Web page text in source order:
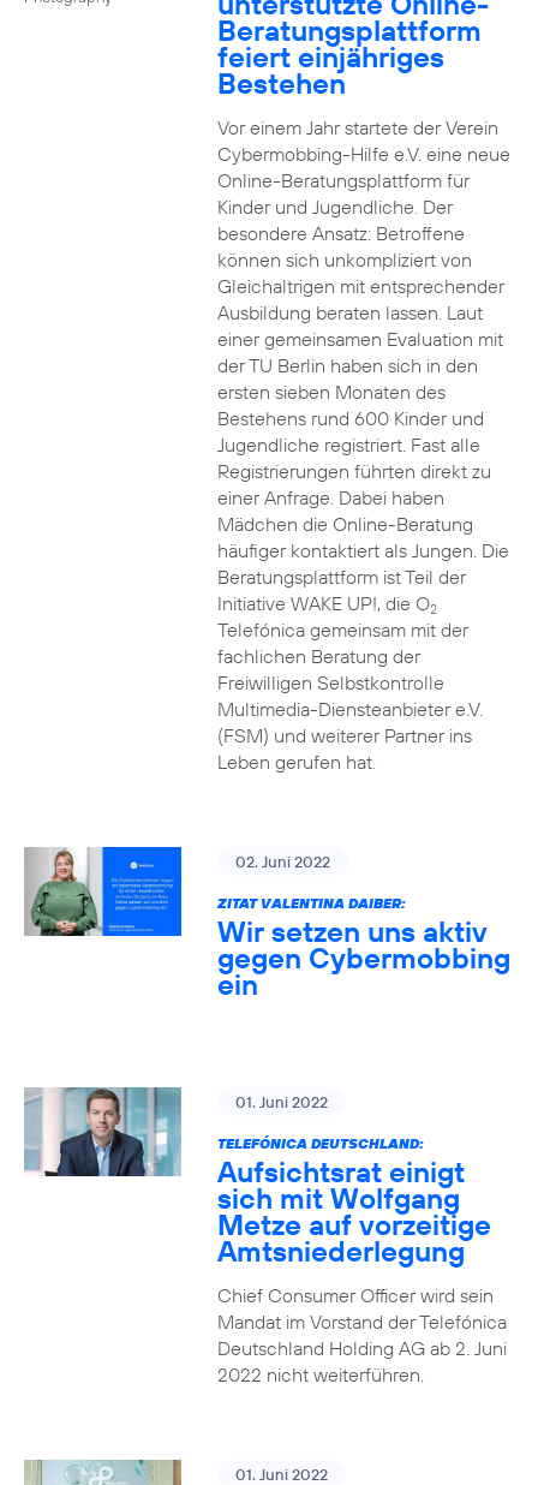
Beratungsplattform
feiert einjähriges
Bestehen
Vor einem Jahr startete der Verein
Cybermobbing-Hilfe e.V. eine neue
Online-Beratungsplattform für
Kinder und Jugendliche. Der
besondere Ansatz: Betroffene
können sich unkompliziert von
Gleichaltrigen mit entsprechender
Ausbildung beraten lassen. Laut
einer gemeinsamen Evaluation mit
der TU Berlin haben sich in den
ersten sieben Monaten des
Bestehens rund 600 Kinder und
Jugendliche registriert. Fast alle
Registrierungen führten direkt zu
einer Anfrage. Dabei haben
Mädchen die Online-Beratung
häufiger kontaktiert als Jungen. Die
Beratungsplattform ist Teil der
Initiative WAKE UP!, die O2
Telefónica gemeinsam mit der
fachlichen Beratung der
Freiwilligen Selbstkontrolle
Multimedia-Diensteanbieter e.V.
(FSM) und weiterer Partner ins
Leben gerufen hat.
02. Juni 2022
ZITAT VALENTINA DAIBER:
Wir setzen uns aktiv
gegen Cybermobbing
ein
01. Juni 2022
TELEFÓNICA DEUTSCHLAND:
Aufsichtsrat einigt
sich mit Wolfgang
Metze auf vorzeitige
Amtsniederlegung
Chief Consumer Officer wird sein
Mandat im Vorstand der Telefónica
Deutschland Holding AG ab 2. Juni
2022 nicht weiterführen.
01. Juni 2022